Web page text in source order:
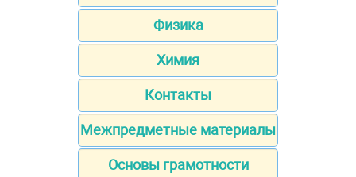
Физика
Химия
Контакты
Межпредметные материалы
Основы грамотности